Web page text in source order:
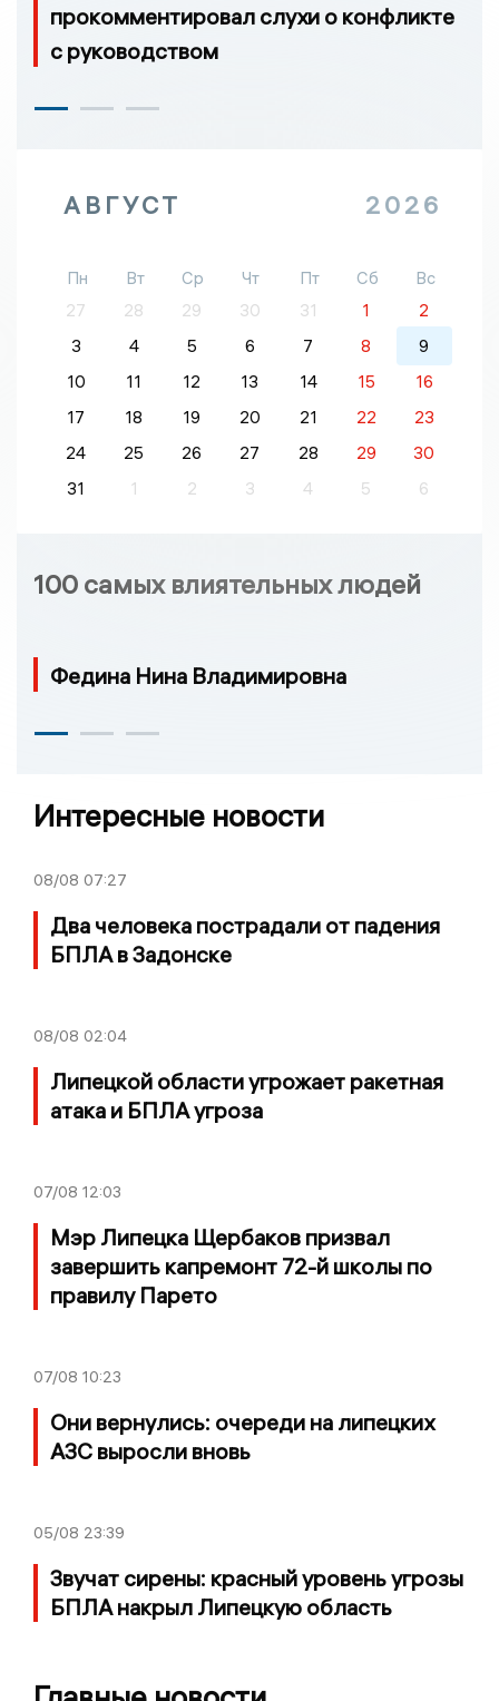
прокомментировал слухи о конфликте
с руководством
АВГУСТ 2026
Пн Вт Ср Чт Пт Сб
Вс
27
28 29 30 31 1
2
3
4 5 6 7 8
9
10
11 12 13 14 15
16
17
18 19 20 21 22
23
24
25 26 27 28 29
30
31
1 2 3 4 5 6
100 самых влиятельных людей
Федина Нина Владимировна
Интересные новости
08/08 07:27
Два человека пострадали от падения
БПЛА в Задонске
08/08 02:04
Липецкой области угрожает ракетная
атака и БПЛА угроза
07/08 12:03
Мэр Липецка Щербаков призвал
завершить капремонт 72-й школы по
правилу Парето
07/08 10:23
Они вернулись: очереди на липецких
АЗС выросли вновь
05/08 23:39
Звучат сирены: красный уровень угрозы
БПЛА накрыл Липецкую область